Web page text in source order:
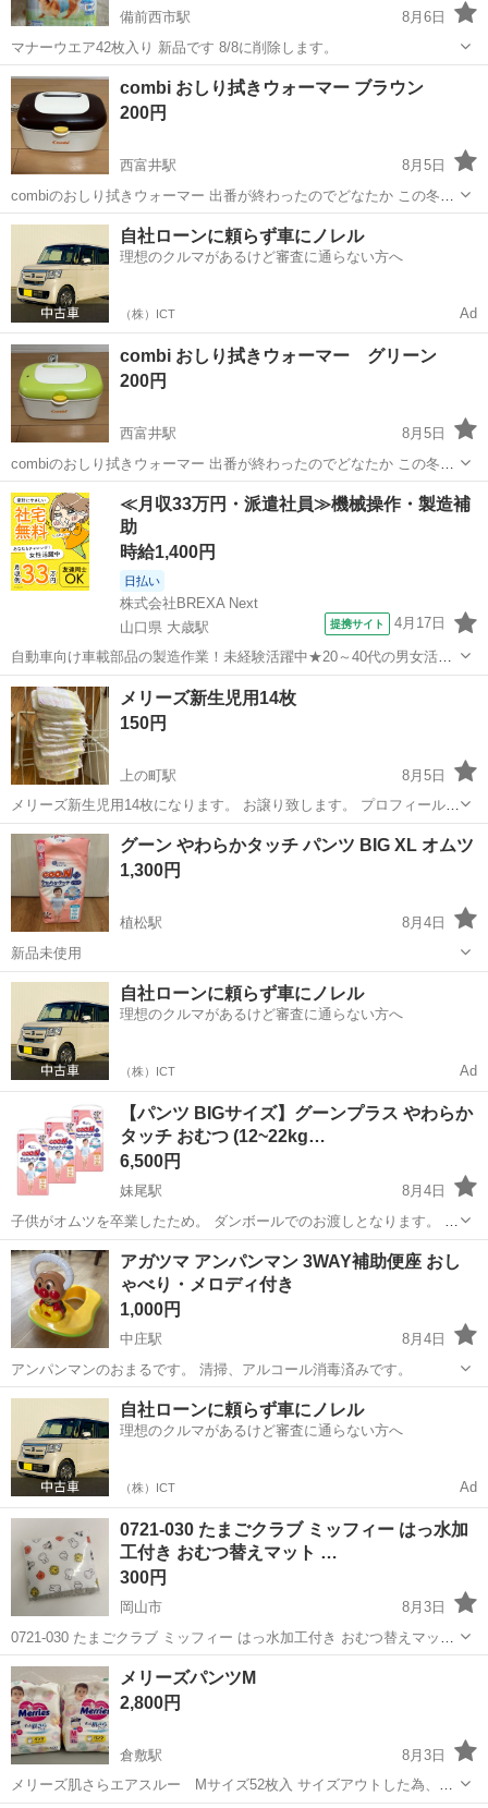
備前西市駅
8月6日
マナーウエア42枚入り 新品です 8/8に削除します。
岡山 岡山市 備前西市駅 ベビー用品
combi おしり拭きウォーマー ブラウン
200円
西富井駅
8月5日
combiのおしり拭きウォーマー 出番が終わったのでどなたか この冬使
われる方に 通電確認してます
岡山 倉敷市 西富井駅 ベビー用品
自社ローンに頼らず車にノレル
理想のクルマがあるけど審査に通らない方へ
（株）ICT Ad
combi おしり拭きウォーマー グリーン
200円
西富井駅
8月5日
combiのおしり拭きウォーマー 出番が終わったのでどなたか この冬使
われる方に 通電確認してます
岡山 倉敷市 西富井駅 ベビー用品
≪月収33万円・派遣社員≫機械操作・製造補
助
時給1,400円
日払い
株式会社BREXA Next
山口県 大歳駅
提携サイト 4月17日
自動車向け車載部品の製造作業！未経験活躍中★20～40代の男女活躍
中！友達同士での応募OK！備品付きワンルーム寮費無料！赴任旅費会
社負担！生活支援物資事前対応可◎格安食堂利用可！年間休日135日
♪《山口県山口市》 人気の工...
山口 山口市 大歳駅 その他
メリーズ新生児用14枚
150円
上の町駅
8月5日
メリーズ新生児用14枚になります。 お譲り致します。 プロフィールお
読みください。 小さい子供がいる為地図付近自宅まで来れる方でお願
いします。
岡山 倉敷市 上の町駅 ベビー用品 メリーズ
グーン やわらかタッチ パンツ BIG XL オムツ
1,300円
植松駅
8月4日
新品未使用
岡山 倉敷市 植松駅 ベビー用品
自社ローンに頼らず車にノレル
理想のクルマがあるけど審査に通らない方へ
（株）ICT Ad
【パンツ BIGサイズ】グーンプラス やわらか
タッチ おむつ (12~22kg…
6,500円
妹尾駅
8月4日
子供がオムツを卒業したため。 ダンボールでのお渡しとなります。 よ
ろしくお願いいたします。
岡山 岡山市 妹尾駅 ベビー用品
アガツマ アンパンマン 3WAY補助便座 おし
ゃべり・メロディ付き
1,000円
中庄駅
8月4日
アンパンマンのおまるです。 清掃、アルコール消毒済みです。
岡山 倉敷市 中庄駅 ベビー用品
自社ローンに頼らず車にノレル
理想のクルマがあるけど審査に通らない方へ
（株）ICT Ad
0721-030 たまごクラブ ミッフィー はっ水加
工付き おむつ替えマット …
300円
岡山市
8月3日
0721-030 たまごクラブ ミッフィー はっ水加工付き おむつ替えマット
23P08C 2023年製 【状態】 ・使用頻度の少ない美品です ・詳細は現
地でご確認ください ・お値引きは出来かねますのでご了承...
岡山 岡山市 ベビー用品
メリーズパンツM
2,800円
倉敷駅
8月3日
メリーズ肌さらエアスルー Mサイズ52枚入 サイズアウトした為、未